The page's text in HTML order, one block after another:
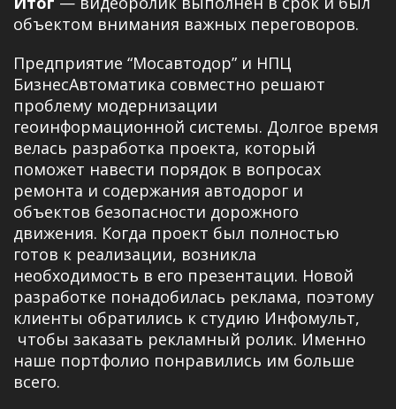
объектом внимания важных переговоров.
Предприятие “Мосавтодор” и НПЦ
БизнесАвтоматика совместно решают
проблему модернизации
геоинформационной системы. Долгое время
велась разработка проекта, который
поможет навести порядок в вопросах
ремонта и содержания автодорог и
объектов безопасности дорожного
движения. Когда проект был полностью
готов к реализации, возникла
необходимость в его презентации. Новой
разработке понадобилась реклама, поэтому
клиенты обратились к студию Инфомульт,
чтобы заказать рекламный ролик. Именно
наше портфолио понравились им больше
всего.